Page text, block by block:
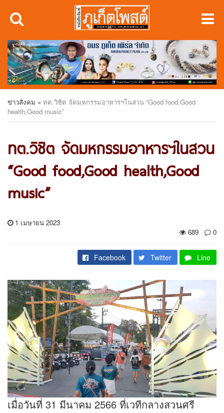
ข่าวสังคม » ทต.วิชิต จัดมหกรรมอาหารฯในสวน “Good food,Good
health,Good music”
ทต.วิชิต จัดมหกรรมอาหารฯในสวน
“Good food,Good health,Good
music”
1 เมษายน 2023
689
0
Facebook Twitter Line
เมื่อวันที่ 31 มีนาคม 2566 ที่เวทีกลางสวนศรี